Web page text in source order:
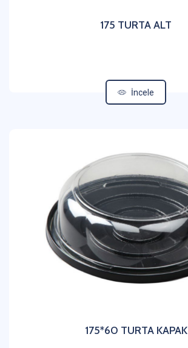
175 TURTA ALT
İncele
175*60 TURTA KAPAK